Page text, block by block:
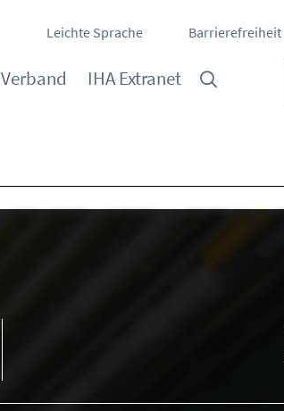
Leichte Sprache Barrierefreiheit
Verband IHA Extranet